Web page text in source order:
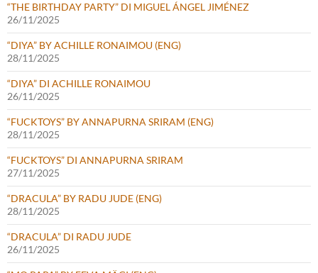
“THE BIRTHDAY PARTY” DI MIGUEL ÁNGEL JIMÉNEZ
26/11/2025
“DIYA” BY ACHILLE RONAIMOU (ENG)
28/11/2025
“DIYA” DI ACHILLE RONAIMOU
26/11/2025
“FUCKTOYS” BY ANNAPURNA SRIRAM (ENG)
28/11/2025
“FUCKTOYS” DI ANNAPURNA SRIRAM
27/11/2025
“DRACULA” BY RADU JUDE (ENG)
28/11/2025
“DRACULA” DI RADU JUDE
26/11/2025